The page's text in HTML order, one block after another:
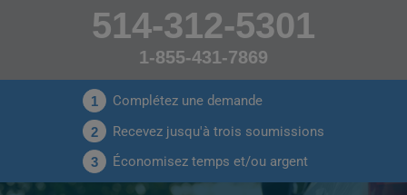
514-312-5301
1-855-431-7869
1 Complétez une demande
2 Recevez jusqu'à trois soumissions
3 Économisez temps et/ou argent